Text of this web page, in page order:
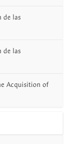
de las
de las
Acquisition of